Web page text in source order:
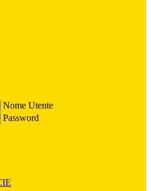
Nome Utente
Password